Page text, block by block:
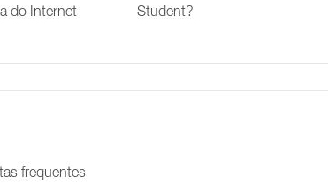
do Internet
Student?
frequentes